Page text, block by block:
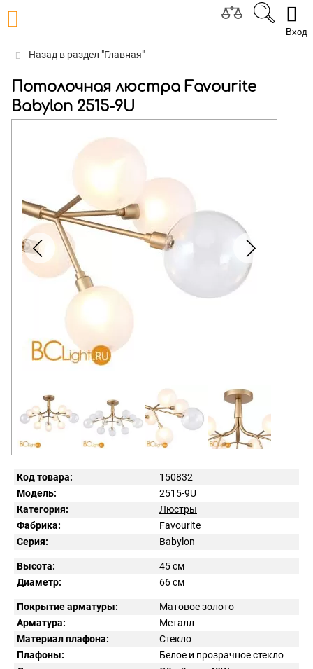
Вход
Назад в раздел "Главная"
Потолочная люстра Favourite
Babylon 2515-9U
Код товара:
150832
Модель:
2515-9U
Категория:
Люстры
Фабрика:
Favourite
Серия:
Babylon
Высота:
45 см
Диаметр:
66 см
Покрытие арматуры:
Матовое золото
Арматура:
Металл
Материал плафона:
Стекло
Плафоны:
Белое и прозрачное стекло